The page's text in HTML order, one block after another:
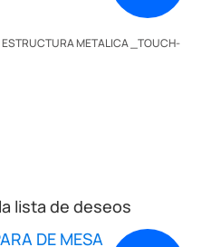
METALICA _TOUCH-
lista de deseos